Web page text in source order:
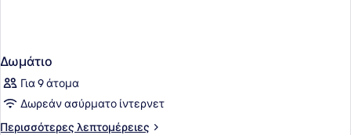
Δωμάτιο
Για 9 άτομα
Δωρεάν ασύρματο ίντερνετ
Περισσότερες λεπτομέρειες
Περισσότερες